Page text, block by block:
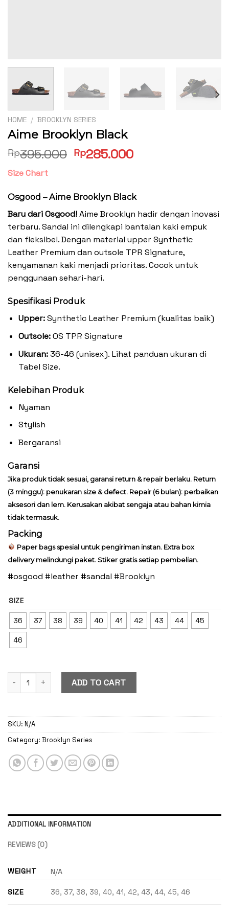
HOME / BROOKLYN SERIES
Aime Brooklyn Black
Rp395.000 Original
Rp395.000.
Rp285.000Current
Rp285.000.
Size Chart
Osgood – Aime Brooklyn Black
Baru dari Osgood!Aime Brooklyn hadir dengan inovasi
terbaru. Sandal ini dilengkapi bantalan kaki empuk
dan fleksibel. Dengan material upper Synthetic
Leather Premium dan outsole TPR Signature,
kenyamanan kaki menjadi prioritas. Cocok untuk
penggunaan sehari-hari.
Spesifikasi Produk
Upper:Synthetic Leather Premium (kualitas baik)
Outsole:OS TPR Signature
Ukuran:36-46 (unisex). Lihat panduan ukuran di
Tabel Size.
Kelebihan Produk
Nyaman
Stylish
Bergaransi
Garansi
Jika produk tidak sesuai, garansi return & repair berlaku. Return
(3 minggu): penukaran size & defect. Repair (6 bulan): perbaikan
aksesori dan lem. Kerusakan akibat sengaja atau bahan kimia
tidak termasuk.
Packing
Paper bags spesial untuk pengiriman instan. Extra box
delivery melindungi paket. Stiker gratis setiap pembelian.
#osgood #leather #sandal #Brooklyn
SIZE
36 37 38 39 40 41 42 43 44 45
46
Aime Brooklyn Black quantity
ADD TO CART
SKU: N/A
Category: Brooklyn Series
ADDITIONAL INFORMATION
REVIEWS (0)
WEIGHT N/A
SIZE 36, 37, 38, 39, 40, 41, 42, 43, 44, 45, 46